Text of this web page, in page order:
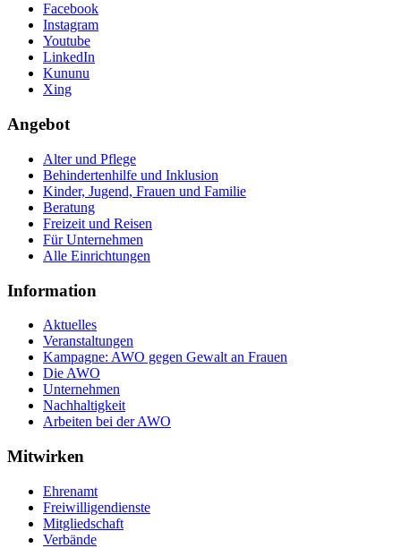
Facebook
Instagram
Youtube
LinkedIn
Kununu
Xing
Angebot
Alter und Pflege
Behindertenhilfe und Inklusion
Kinder, Jugend, Frauen und Familie
Beratung
Freizeit und Reisen
Für Unternehmen
Alle Einrichtungen
Information
Aktuelles
Veranstaltungen
Kampagne: AWO gegen Gewalt an Frauen
Die AWO
Unternehmen
Nachhaltigkeit
Arbeiten bei der AWO
Mitwirken
Ehrenamt
Freiwilligendienste
Mitgliedschaft
Verbände